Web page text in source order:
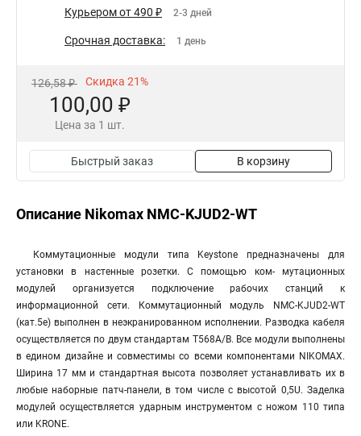
Курьером от 490 ₽ 2-3 дней
Срочная доставка: 1 день
126,58 ₽ Скидка 21%
100,00 ₽
Цена за 1 шт.
Быстрый заказ В корзину
Описание Nikomax NMC-KJUD2-WT
Коммутационные модули типа Keystone предназначены для
установки в настенные розетки. С помощью ком- мутационных
модулей организуется подключение рабочих станций к
информационной сети. Коммутационный модуль NMC-KJUD2-WT
(кат.5е) выполнен в неэкранированном исполнении. Разводка кабеля
осуществляется по двум стандартам T568A/B. Все модули выполнены
в едином дизайне и совместимы со всеми компонентами NIKOMAX.
Ширина 17 мм и стандартная высота позволяет устанавливать их в
любые наборные патч-панели, в том числе с высотой 0,5U. Заделка
модулей осуществляется ударным инструментом с ножом 110 типа
или KRONE.